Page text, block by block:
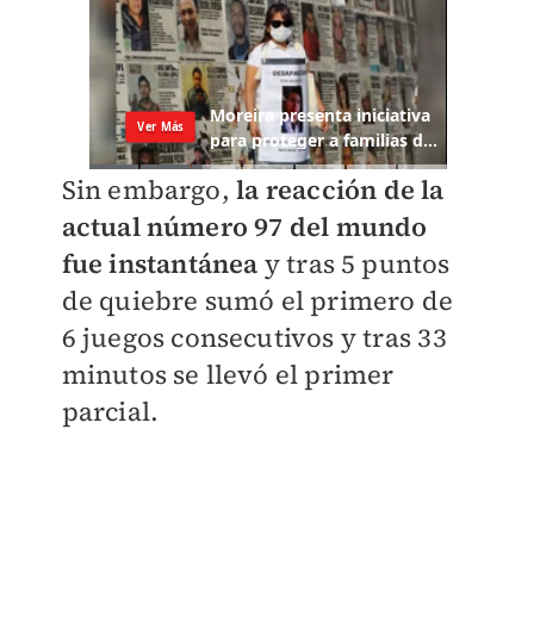
Sin embargo,la reacción de la
actual número 97 del mundo
fue instantánea y tras 5 puntos
de quiebre sumó el primero de
6 juegos consecutivos y tras 33
minutos se llevó el primer
parcial.